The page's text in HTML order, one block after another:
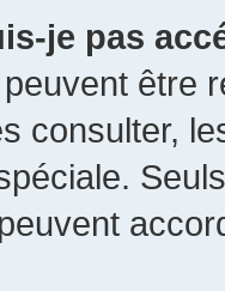
je pas
être
consulter,